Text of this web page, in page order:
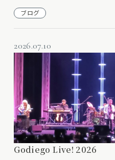
ブログ
2026.07.10
Godiego Live! 2026